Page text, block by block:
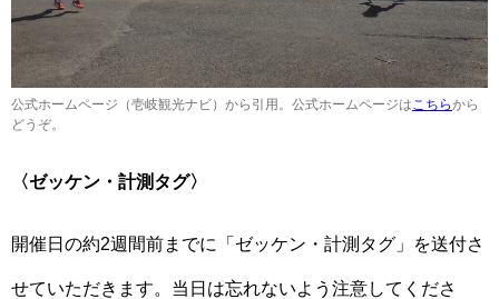
公式ホームページ（壱岐観光ナビ）から引用。公式ホームページはこちらから
どうぞ。
〈ゼッケン・計測タグ〉
開催日の約2週間前までに「ゼッケン・計測タグ」を送付さ
せていただきます。当日は忘れないよう注意してくださ